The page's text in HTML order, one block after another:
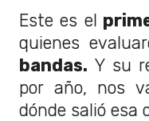
Este es el
quienes
bandas. Y su
por año, nos
dónde salió esa